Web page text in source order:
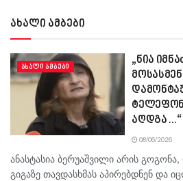
ახალი ამბები
ᲐᲮᲐᲚᲘ ᲐᲛᲑᲔᲑᲘ
„ნია
აღდგა…“
08/06/2026
ანასტასია ბერუაშვილი არის
გიგაზე თავდასხმას აპირებდნენ და